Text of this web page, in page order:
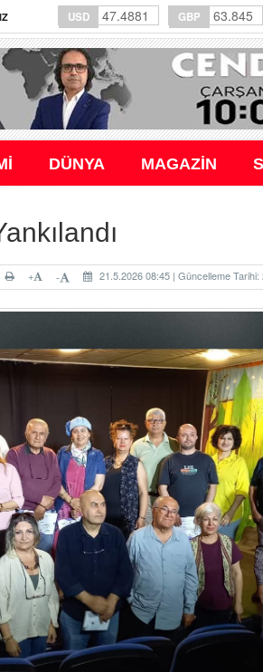
USD 47.4881 GBP 63.845
DÜNYA MAGAZİN
21.5.2026 08:45 | Güncelleme
-
+